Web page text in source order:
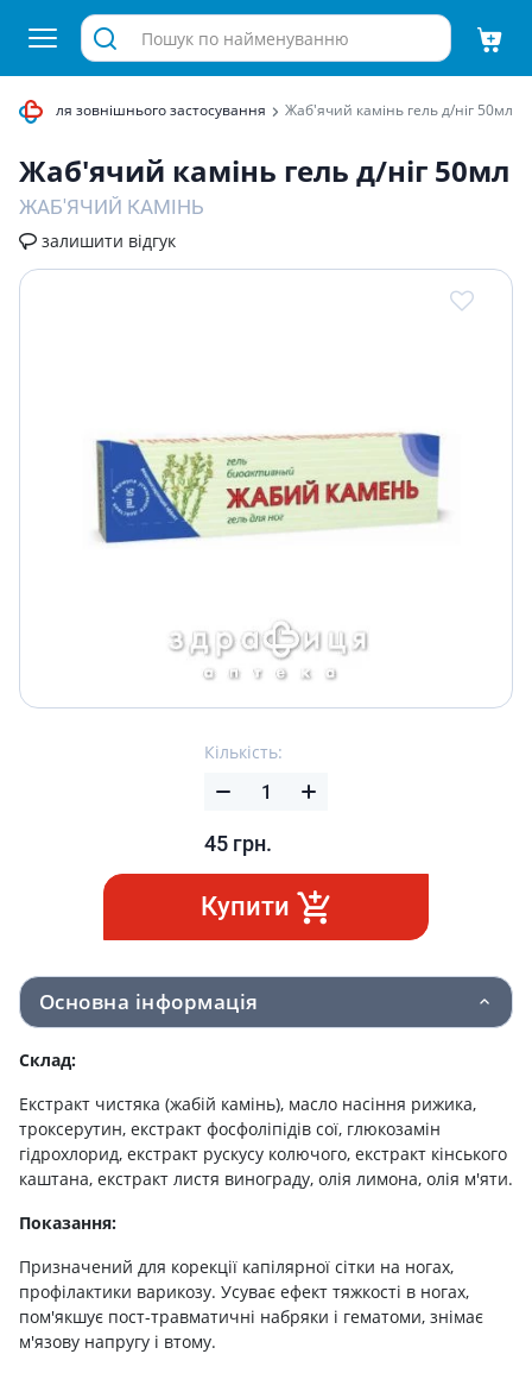
для зовнішнього застосування Жаб'ячий камiнь гель д/нiг 50мл
Жаб'ячий камiнь гель д/нiг 50мл
ЖАБ'ЯЧИЙ КАМІНЬ
залишити відгук
Кількість:
45 грн.
Купити
Основна інформація
Склад:
Екстракт чистяка (жабій камінь), масло насіння рижика,
троксерутин, екстракт фосфоліпідів сої, глюкозамін
гідрохлорид, екстракт рускусу колючого, екстракт кінського
каштана, екстракт листя винограду, олія лимона, олія м'яти.
Показання:
Призначений для корекції капілярної сітки на ногах,
профілактики варикозу. Усуває ефект тяжкості в ногах,
пом'якшує пост-травматичні набряки і гематоми, знімає
м'язову напругу і втому.